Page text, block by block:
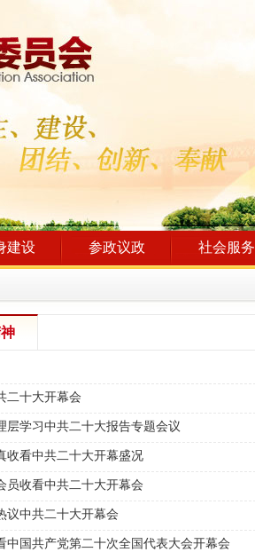
建设 参政议政 社会服务
二十大开幕会
层学习中共二十大报告专题会议
收看中共二十大开幕盛况
员收看中共二十大开幕会
议中共二十大开幕会
中国共产党第二十次全国代表大会开幕会